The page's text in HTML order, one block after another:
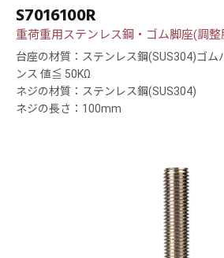
S7016100R
重荷重用ステンレス鋼・ゴム脚座(調整
台座の材質：ステンレス鋼(SUS304)ゴム
ンス 値≦ 50KΩ
ネジの材質：ステンレス鋼(SUS304)
ネジの長さ：100mm